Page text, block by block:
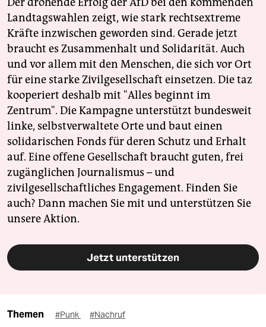
Landtagswahlen zeigt, wie stark rechtsextreme
Kräfte inzwischen geworden sind. Gerade jetzt
braucht es Zusammenhalt und Solidarität. Auch
und vor allem mit den Menschen, die sich vor Ort
für eine starke Zivilgesellschaft einsetzen. Die taz
kooperiert deshalb mit "Alles beginnt im
Zentrum". Die Kampagne unterstützt bundesweit
linke, selbstverwaltete Orte und baut einen
solidarischen Fonds für deren Schutz und Erhalt
auf. Eine offene Gesellschaft braucht guten, frei
zugänglichen Journalismus – und
zivilgesellschaftliches Engagement. Finden Sie
auch? Dann machen Sie mit und unterstützen Sie
unsere Aktion.
Jetzt unterstützen
Themen #Punk #Nachruf